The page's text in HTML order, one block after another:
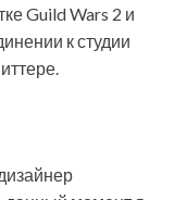
Guild Wars 2 и
к студии